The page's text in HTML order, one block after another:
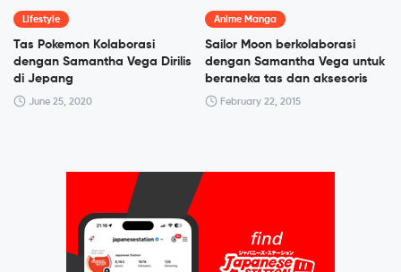
Lifestyle
Tas Pokemon Kolaborasi
dengan Samantha Vega Dirilis
di Jepang
June 25, 2020
Anime Manga
Sailor Moon berkolaborasi
dengan Samantha Vega untuk
beraneka tas dan aksesoris
February 22, 2015